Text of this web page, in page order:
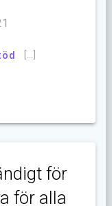
för
för alla